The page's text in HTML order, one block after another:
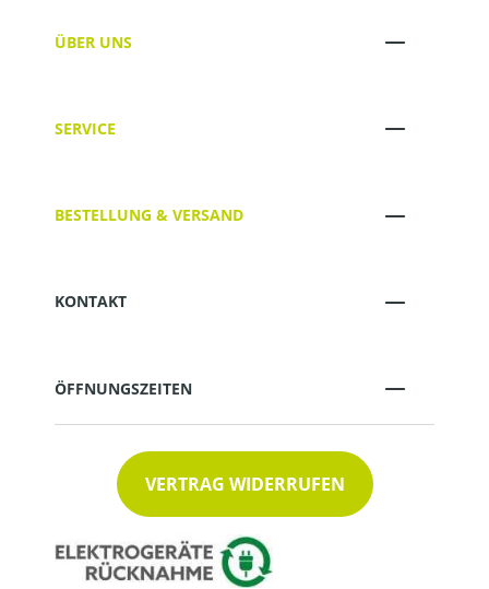
ÜBER UNS
SERVICE
BESTELLUNG & VERSAND
KONTAKT
ÖFFNUNGSZEITEN
VERTRAG WIDERRUFEN